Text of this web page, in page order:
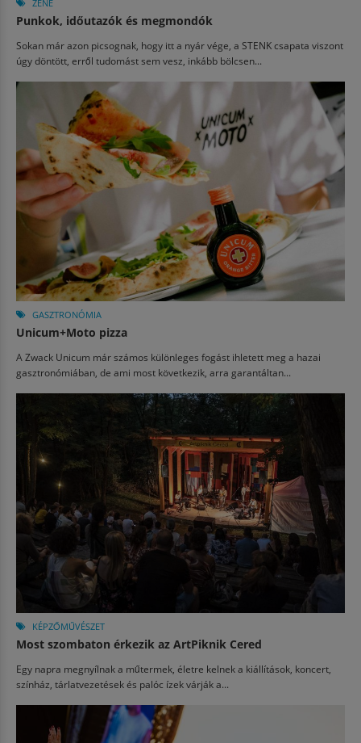
ZENE
Punkok, időutazók és megmondók
Sokan már azon picsognak, hogy itt a nyár vége, a STENK csapata viszont
úgy döntött, erről tudomást sem vesz, inkább bölcsen...
GASZTRONÓMIA
Unicum+Moto pizza
A Zwack Unicum már számos különleges fogást ihletett meg a hazai
gasztronómiában, de ami most következik, arra garantáltan...
KÉPZŐMŰVÉSZET
Most szombaton érkezik az ArtPiknik Cered
Egy napra megnyílnak a műtermek, életre kelnek a kiállítások, koncert,
színház, tárlatvezetések és palóc ízek várják a...